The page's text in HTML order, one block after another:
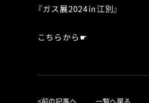
『ガス展2024㏌江別』
こちらから☛